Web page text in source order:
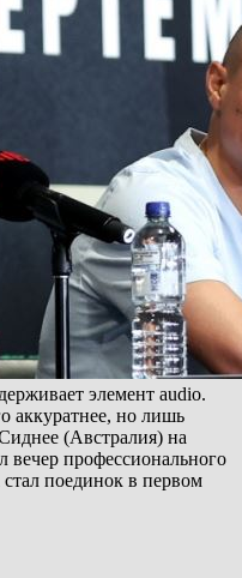
элемент audio.
аккуратнее, но лишь
(Австралия) на
вечер профессионального
поединок в первом